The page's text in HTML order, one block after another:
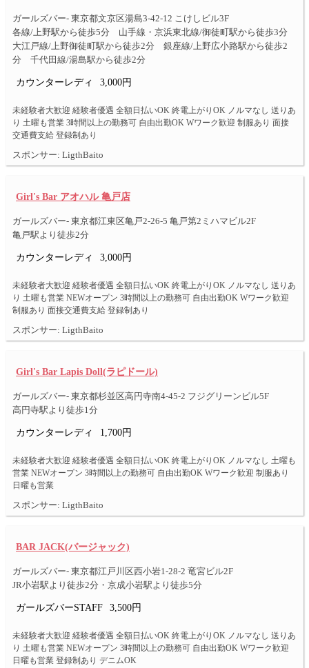
ガールズバー- 東京都文京区湯島3-42-12 こけしビル3F
各線/上野駅から徒歩5分 山手線・京浜東北線/御徒町駅から徒歩3分
大江戸線/上野御徒町駅から徒歩2分 銀座線/上野広小路駅から徒歩2
分 千代田線/湯島駅から徒歩2分
カウンターレディ 3,000円
未経験者大歓迎 経験者優遇 全額日払いOK 終電上がりOK ノルマなし 送りあ
り 土曜も営業 3時間以上の勤務可 自由出勤OK Wワーク歓迎 制服あり 面接
交通費支給 登録制あり
スポンサー: LigthBaito
Girl's Bar アオハル 亀戸店
ガールズバー- 東京都江東区亀戸2-26-5 亀戸第2ミハマビル2F
亀戸駅より徒歩2分
カウンターレディ 3,000円
未経験者大歓迎 経験者優遇 全額日払いOK 終電上がりOK ノルマなし 送りあ
り 土曜も営業 NEWオープン 3時間以上の勤務可 自由出勤OK Wワーク歓迎
制服あり 面接交通費支給 登録制あり
スポンサー: LigthBaito
Girl's Bar Lapis Doll(ラピドール)
ガールズバー- 東京都杉並区高円寺南4-45-2 フジグリーンビル5F
高円寺駅より徒歩1分
カウンターレディ 1,700円
未経験者大歓迎 経験者優遇 全額日払いOK 終電上がりOK ノルマなし 土曜も
営業 NEWオープン 3時間以上の勤務可 自由出勤OK Wワーク歓迎 制服あり
日曜も営業
スポンサー: LigthBaito
BAR JACK(バージャック)
ガールズバー- 東京都江戸川区西小岩1-28-2 竜宮ビル2F
JR小岩駅より徒歩2分・京成小岩駅より徒歩5分
ガールズバーSTAFF 3,500円
未経験者大歓迎 経験者優遇 全額日払いOK 終電上がりOK ノルマなし 送りあ
り 土曜も営業 NEWオープン 3時間以上の勤務可 自由出勤OK Wワーク歓迎
日曜も営業 登録制あり デニムOK